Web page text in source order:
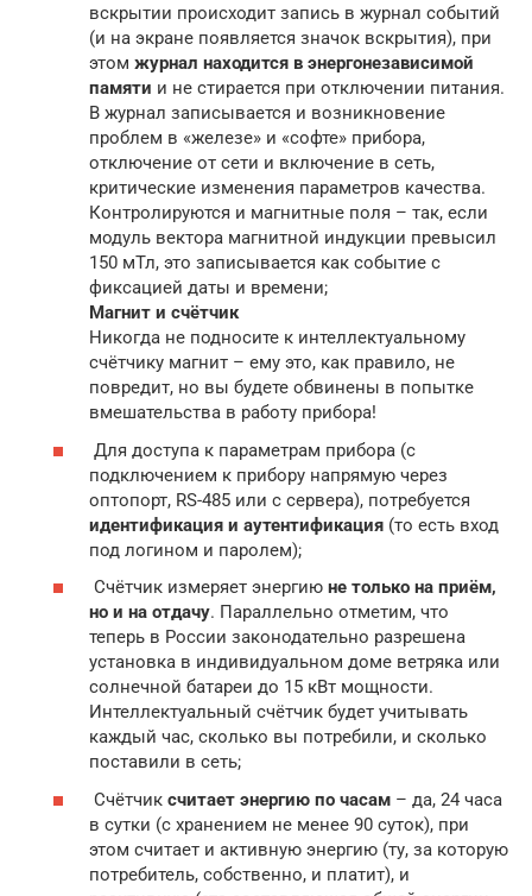
вскрытии происходит запись в журнал событий
(и на экране появляется значок вскрытия), при
этом журнал находится в энергонезависимой
памяти и не стирается при отключении питания.
В журнал записывается и возникновение
проблем в «железе» и «софте» прибора,
отключение от сети и включение в сеть,
критические изменения параметров качества.
Контролируются и магнитные поля – так, если
модуль вектора магнитной индукции превысил
150 мТл, это записывается как событие с
фиксацией даты и времени;
Магнит и счётчик
Никогда не подносите к интеллектуальному
счётчику магнит – ему это, как правило, не
повредит, но вы будете обвинены в попытке
вмешательства в работу прибора!
Для доступа к параметрам прибора (с
подключением к прибору напрямую через
оптопорт, RS-485 или с сервера), потребуется
идентификация и аутентификация (то есть вход
под логином и паролем);
Счётчик измеряет энергию не только на приём,
но и на отдачу. Параллельно отметим, что
теперь в России законодательно разрешена
установка в индивидуальном доме ветряка или
солнечной батареи до 15 кВт мощности.
Интеллектуальный счётчик будет учитывать
каждый час, сколько вы потребили, и сколько
поставили в сеть;
Счётчик считает энергию по часам – да, 24 часа
в сутки (с хранением не менее 90 суток), при
этом считает и активную энергию (ту, за которую
потребитель, собственно, и платит), и